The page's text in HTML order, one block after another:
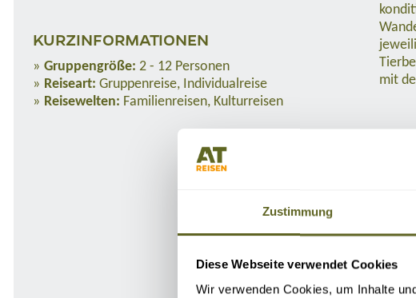
Zustimmung
Diese Webseite verwendet Cookies
Wir verwenden Cookies, um Inhalte
KURZINFORMATIONEN
Gruppengröße: 2 - 12 Personen
Reiseart: Gruppenreise, Individualreise
Reisewelten: Familienreisen, Kulturreisen
mit